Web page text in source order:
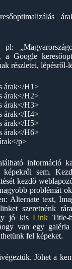
, a Google
részletei, lépésről-
árak</H1>
árak</H2>
árak</H3>
árak</H4>
árak</H5>
árak</H6>
p>
információ
sem.
kezdő
problémát
Alternate text,
szeretnénk
jó kisLink Title-
van egy galéria
fel képeket.
Jöhet a